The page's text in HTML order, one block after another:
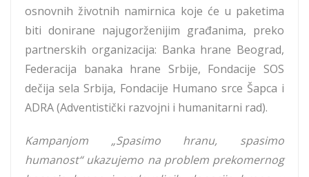
osnovnih životnih namirnica koje će u paketima
biti donirane najugorženijim građanima, preko
partnerskih organizacija: Banka hrane Beograd,
Federacija banaka hrane Srbije, Fondacije SOS
dečija sela Srbija, Fondacije Humano srce Šapca i
ADRA (Adventistički razvojni i humanitarni rad).
Kampanjom „Spasimo hranu, spasimo
humanost“ ukazujemo na problem prekomernog